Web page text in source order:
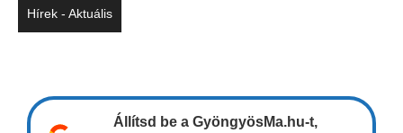
Hírek - Aktuális
Állítsd be a GyöngyösMa.hu-t,